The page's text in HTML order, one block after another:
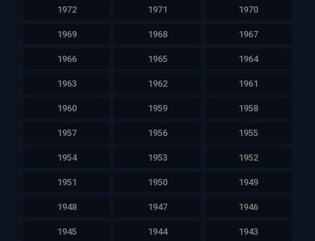
1972 1971 1970
1969 1968 1967
1966 1965 1964
1963 1962 1961
1960 1959 1958
1957 1956 1955
1954 1953 1952
1951 1950 1949
1948 1947 1946
1945 1944 1943